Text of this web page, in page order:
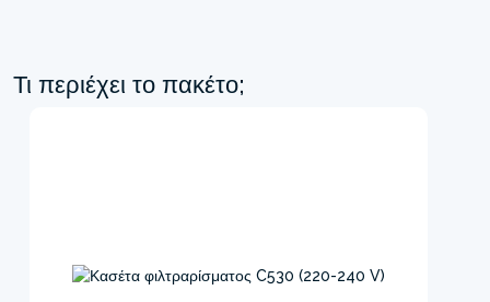
Τι περιέχει το πακέτο;